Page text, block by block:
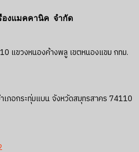
องแมคคานิค จำกัด
แขวงหนองค้างพลู เขตหนองแขม กทม.
ภอกระทุ่มแบน จังหวัดสมุทรสาคร 74110